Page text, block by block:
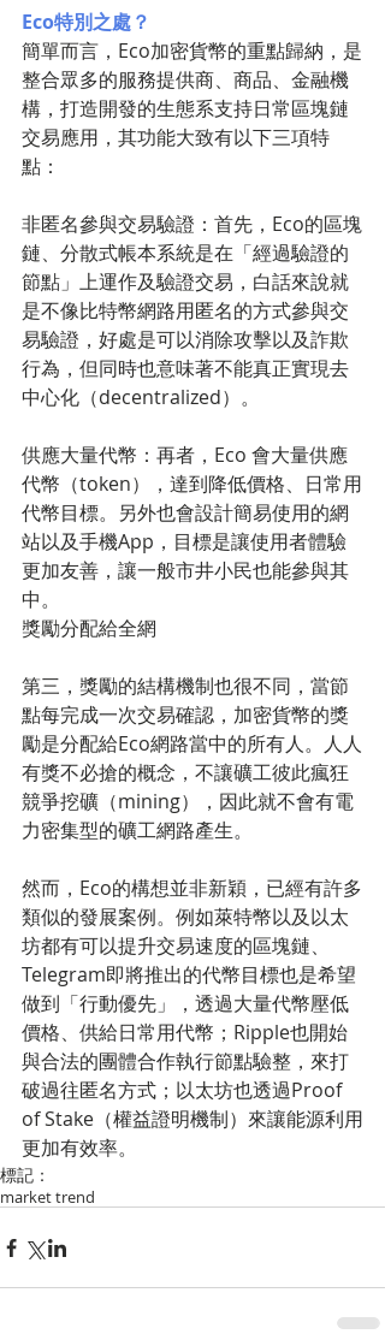
Eco特別之處？
簡單而言，Eco加密貨幣的重點歸納，是
整合眾多的服務提供商、商品、金融機
構，打造開發的生態系支持日常區塊鏈
交易應用，其功能大致有以下三項特
點：
非匿名參與交易驗證：首先，Eco的區塊
鏈、分散式帳本系統是在「經過驗證的
節點」上運作及驗證交易，白話來說就
是不像比特幣網路用匿名的方式參與交
易驗證，好處是可以消除攻擊以及詐欺
行為，但同時也意味著不能真正實現去
中心化（decentralized）。
供應大量代幣：再者，Eco 會大量供應
代幣（token），達到降低價格、日常用
代幣目標。另外也會設計簡易使用的網
站以及手機App，目標是讓使用者體驗
更加友善，讓一般市井小民也能參與其
中。
獎勵分配給全網
第三，獎勵的結構機制也很不同，當節
點每完成一次交易確認，加密貨幣的獎
勵是分配給Eco網路當中的所有人。人人
有獎不必搶的概念，不讓礦工彼此瘋狂
競爭挖礦（mining），因此就不會有電
力密集型的礦工網路產生。
然而，Eco的構想並非新穎，已經有許多
類似的發展案例。例如萊特幣以及以太
坊都有可以提升交易速度的區塊鏈、
Telegram即將推出的代幣目標也是希望
做到「行動優先」，透過大量代幣壓低
價格、供給日常用代幣；Ripple也開始
與合法的團體合作執行節點驗整，來打
破過往匿名方式；以太坊也透過Proof
of Stake（權益證明機制）來讓能源利用
更加有效率。
標記：
market trend